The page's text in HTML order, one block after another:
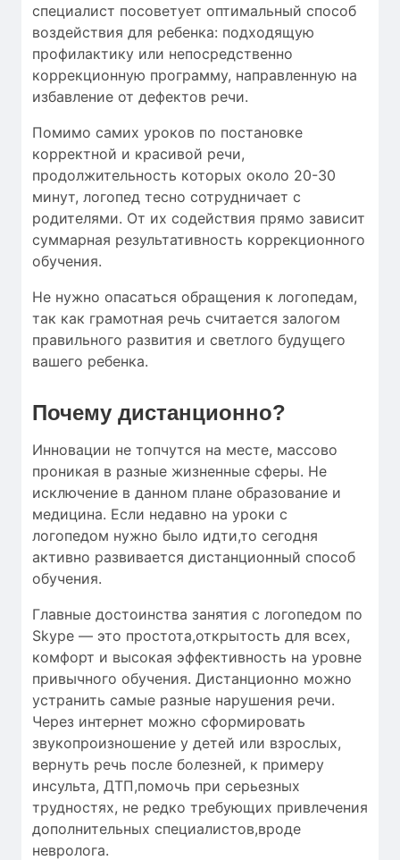
специалист посоветует оптимальный способ
воздействия для ребенка: подходящую
профилактику или непосредственно
коррекционную программу, направленную на
избавление от дефектов речи.
Помимо самих уроков по постановке
корректной и красивой речи,
продолжительность которых около 20-30
минут, логопед тесно сотрудничает с
родителями. От их содействия прямо зависит
суммарная результативность коррекционного
обучения.
Не нужно опасаться обращения к логопедам,
так как грамотная речь считается залогом
правильного развития и светлого будущего
вашего ребенка.
Почему дистанционно?
Инновации не топчутся на месте, массово
проникая в разные жизненные сферы. Не
исключение в данном плане образование и
медицина. Если недавно на уроки с
логопедом нужно было идти,то сегодня
активно развивается дистанционный способ
обучения.
Главные достоинства занятия с логопедом по
Skype — это простота,открытость для всех,
комфорт и высокая эффективность на уровне
привычного обучения. Дистанционно можно
устранить самые разные нарушения речи.
Через интернет можно сформировать
звукопроизношение у детей или взрослых,
вернуть речь после болезней, к примеру
инсульта, ДТП,помочь при серьезных
трудностях, не редко требующих привлечения
дополнительных специалистов,вроде
невролога.